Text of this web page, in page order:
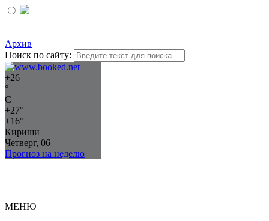
Архив
Поиск по сайту:
+26
°
C
+27°
+16°
Кириши
Четверг, 06
Прогноз на неделю
МЕНЮ